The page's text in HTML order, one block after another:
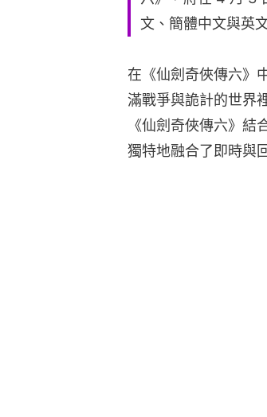
文、簡體中文與英
在《仙劍奇俠傳六》
滿戰爭與詭計的世界
《仙劍奇俠傳六》
獨特地融合了即時與